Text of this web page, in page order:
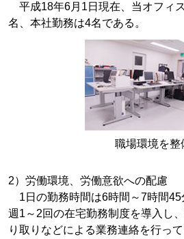
平成18年6月1日現在、当オフィ
名、本社勤務は4名である。
職場環境を整
2）労働環境、労働意欲への配慮
1日の勤務時間は6時間～7時間45
週1～2回の在宅勤務制度を導入し
り取りなどによる業務連絡を行っ